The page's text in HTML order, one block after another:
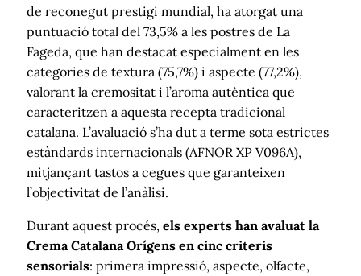
de reconegut prestigi mundial, ha atorgat una
puntuació total del 73,5% a les postres de La
Fageda, que han destacat especialment en les
categories de textura (75,7%) i aspecte (77,2%),
valorant la cremositat i l’aroma autèntica que
caracteritzen a aquesta recepta tradicional
catalana. L’avaluació s’ha dut a terme sota estrictes
estàndards internacionals (AFNOR XP V096A),
mitjançant tastos a cegues que garanteixen
l’objectivitat de l’anàlisi.
Durant aquest procés, els experts han avaluat la
Crema Catalana Orígens en cinc criteris
sensorials: primera impressió, aspecte, olfacte,